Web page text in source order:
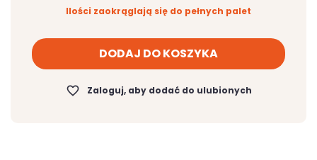
Ilości zaokrąglają się do pełnych palet
DODAJ DO KOSZYKA
favorite_border Zaloguj, aby dodać do ulubionych